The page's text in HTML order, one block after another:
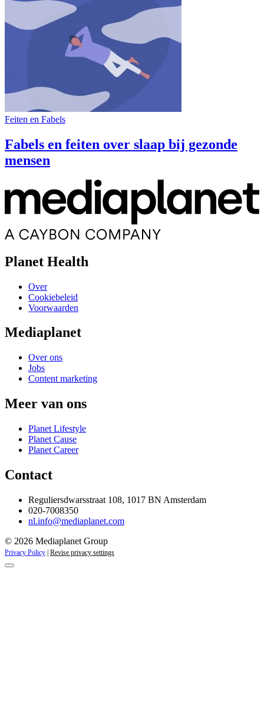
Feiten en Fabels
Fabels en feiten over slaap bij gezonde
mensen
Planet Health
Over
Cookiebeleid
Voorwaarden
Mediaplanet
Over ons
Jobs
Content marketing
Meer van ons
Planet Lifestyle
Planet Cause
Planet Career
Contact
Reguliersdwarsstraat 108, 1017 BN Amsterdam
020-7008350
nl.info@mediaplanet.com
© 2026 Mediaplanet Group
Privacy Policy Revise privacy settings